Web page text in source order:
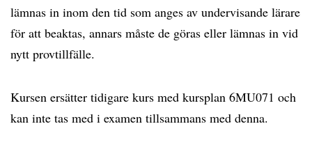
lämnas in inom den tid som anges av undervisande lärare
för att beaktas, annars måste de göras eller lämnas in vid
nytt provtillfälle.
Kursen ersätter tidigare kurs med kursplan 6MU071 och
kan inte tas med i examen tillsammans med denna.